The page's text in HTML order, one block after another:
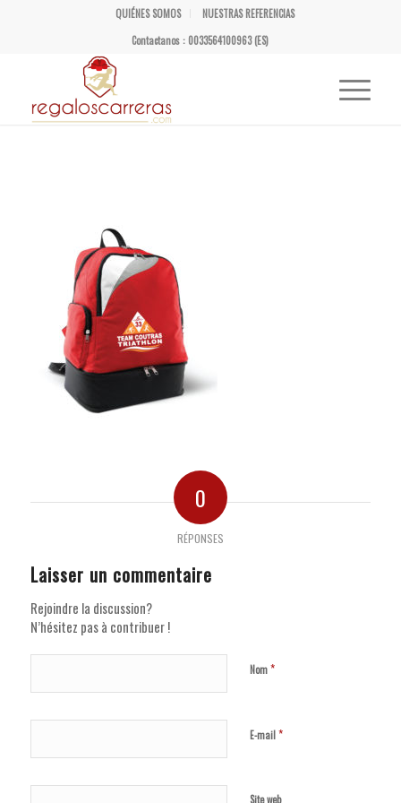
QUIÉNES SOMOS
NUESTRAS REFERENCIAS
Contactanos : 0033564100963 (ES)
0
RÉPONSES
Laisser un commentaire
Rejoindre la discussion?
N’hésitez pas à contribuer !
Nom*
E-mail*
Site web